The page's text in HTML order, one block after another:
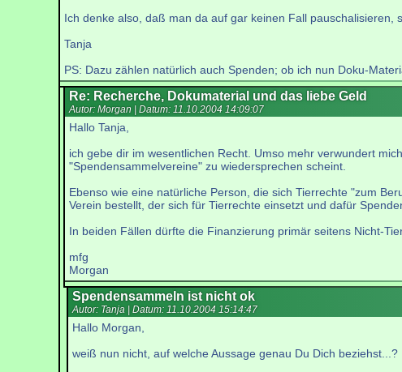
Ich denke also, daß man da auf gar keinen Fall
Tanja
PS: Dazu zählen natürlich auch Spenden; ob ich nun Doku-
Re: Recherche, Dokumaterial und das liebe Geld
Autor: Morgan | Datum: 11.10.2004 14:09:07
Hallo Tanja,
ich gebe dir im wesentlichen Recht. Umso mehr verwundert
"Spendensammelvereine" zu wiedersprechen scheint.
Ebenso wie eine natürliche Person, die sich Tierrechte "zum
Verein bestellt, der sich für Tierrechte einsetzt und dafür
In beiden Fällen dürfte die Finanzierung primär seitens Nicht-
mfg
Morgan
Spendensammeln ist nicht ok
Autor: Tanja | Datum: 11.10.2004 15:14:47
Hallo Morgan,
weiß nun nicht, auf welche Aussage genau Du Dich beziehst...?